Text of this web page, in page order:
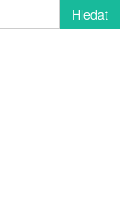
Hledat